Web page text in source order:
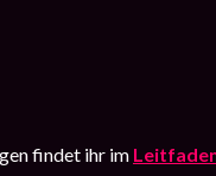
findet ihr im